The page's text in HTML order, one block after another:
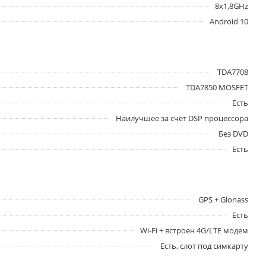
8x1,8GHz
Android 10
TDA7708
TDA7850 MOSFET
Есть
Наилучшее за счет DSP процессора
Без DVD
Есть
GPS + Glonass
Есть
Wi-Fi + встроен 4G/LTE модем
Есть, слот под симкарту